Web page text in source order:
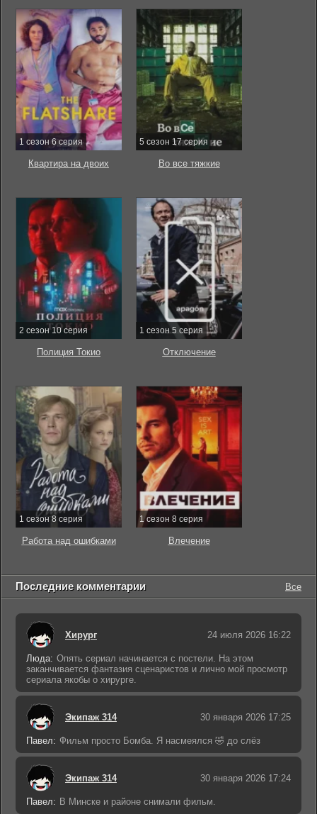
1 сезон 6 серия
Квартира на двоих
5 сезон 17 серия
Во все тяжкие
2 сезон 10 серия
Полиция Токио
1 сезон 5 серия
Отключение
1 сезон 8 серия
Работа над ошибками
1 сезон 8 серия
Влечение
Последние комментарии Все
Хирург 24 июля 2026 16:22
Люда: Опять сериал начинается с постели. На этом
заканчивается фантазия сценаристов и лично мой просмотр
сериала якобы о хирурге.
Экипаж 314 30 января 2026 17:25
Павел: Фильм просто Бомба. Я насмеялся 🤣 до слёз
Экипаж 314 30 января 2026 17:24
Павел: В Минске и районе снимали фильм.